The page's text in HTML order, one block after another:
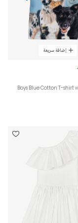
إضافة سريعة
Boys Blue Cotton T-shirt